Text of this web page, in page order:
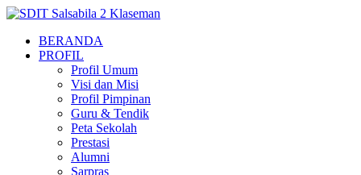
BERANDA
PROFIL
Profil Umum
Visi dan Misi
Profil Pimpinan
Guru & Tendik
Peta Sekolah
Prestasi
Alumni
Sarpras